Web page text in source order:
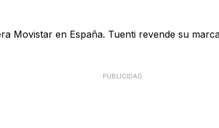
Movistar en España. Tuenti revende su
PUBLICIDAD